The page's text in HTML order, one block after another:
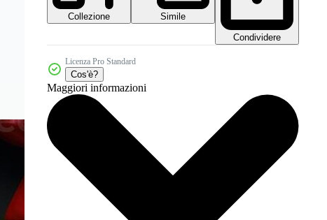
Collezione
Simile
Condividere
Licenza Pro Standard
Cos'è?
Maggiori informazioni